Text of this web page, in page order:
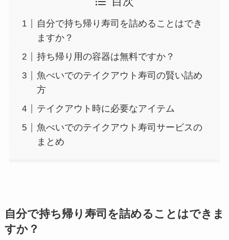
自分で持ち帰り寿司を詰めることはでき
ますか？
持ち帰り用の容器は無料ですか？
魚べいでのテイクアウト寿司の賢い詰め
方
テイクアウト時に必要なアイテム
魚べいでのテイクアウト寿司サービスの
まとめ
自分で持ち帰り寿司を詰めることはできま
すか？